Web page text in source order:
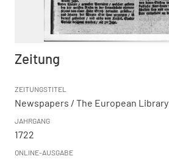
Zeitung
ZEITUNGSTITEL
Newspapers / The European Library
JAHRGANG
1722
ONLINE-AUSGABE